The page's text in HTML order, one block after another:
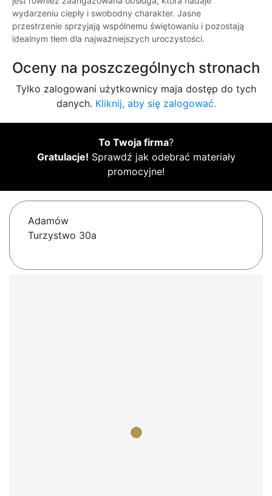
wydarzeniu ciepły i swobodny charakter. Jasne
przestrzenie sprzyjają wspólnemu świętowaniu i pozostają
idealnym tłem dla najważniejszych uroczystości.
Oceny na poszczególnych stronach
Tylko zalogowani użytkownicy maja dostęp do tych
danych. Kliknij, aby się zalogować.
To Twoja firma?
Gratulacje! Sprawdź jak odebrać materiały
promocyjne!
Adamów
Turzystwo 30a